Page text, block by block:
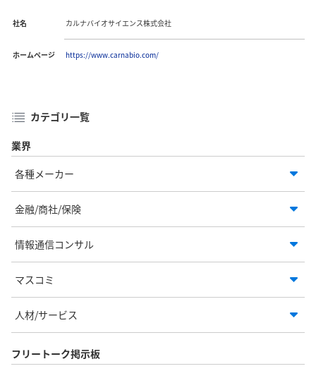
社名 カルナバイオサイエンス株式会社
ホームページ https://www.carnabio.com/
カテゴリ一覧
業界
各種メーカー
金融/商社/保険
情報通信コンサル
マスコミ
人材/サービス
フリートーク掲示板